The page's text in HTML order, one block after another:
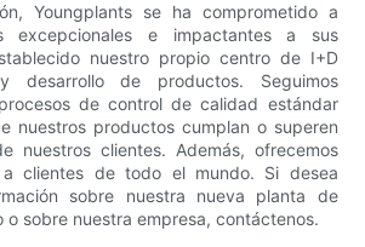
Youngplants se ha comprometido a
excepcionales e impactantes a sus
nuestro propio centro de I+D
de productos. Seguimos
de control de calidad estándar
nuestros productos cumplan o superen
nuestros clientes. Además, ofrecemos
a clientes de todo el mundo. Si desea
sobre nuestra nueva planta de
o sobre nuestra empresa, contáctenos.